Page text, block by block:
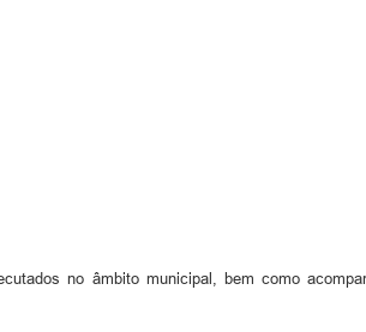
no âmbito municipal, bem como